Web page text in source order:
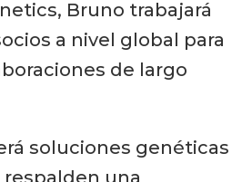
Bruno trabajará
a nivel global para
de largo
soluciones genéticas
una